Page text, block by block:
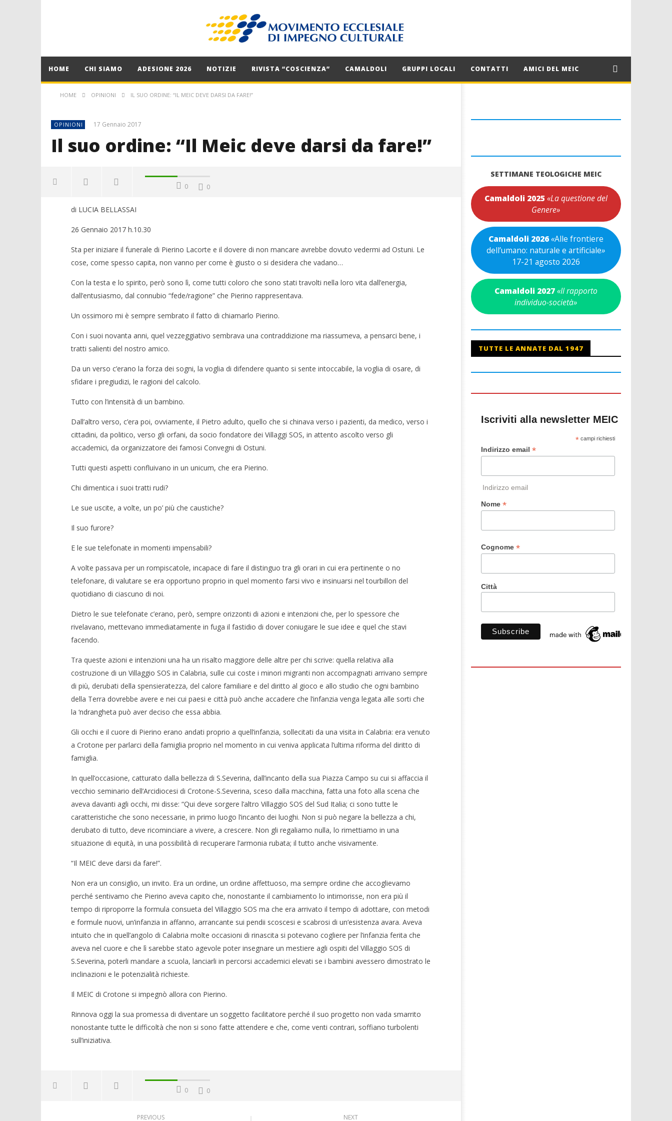
HOME CHI SIAMO ADESIONE 2026 NOTIZIE RIVISTA “COSCIENZA” CAMALDOLI GRUPPI LOCALI CONTATTI AMICI DEL MEIC
HOME OPINIONI IL SUO ORDINE: “IL MEIC DEVE DARSI DA FARE!”
OPINIONI 17 Gennaio 2017
Il suo ordine: “Il Meic deve darsi da fare!”
0 0
di LUCIA BELLASSAI
26 Gennaio 2017 h.10.30
Sta per iniziare il funerale di Pierino Lacorte e il dovere di non mancare avrebbe dovuto vedermi ad Ostuni. Le
cose, come spesso capita, non vanno per come è giusto o si desidera che vadano…
Con la testa e lo spirito, però sono lì, come tutti coloro che sono stati travolti nella loro vita dall’energia,
dall’entusiasmo, dal connubio “fede/ragione” che Pierino rappresentava.
Un ossimoro mi è sempre sembrato il fatto di chiamarlo Pierino.
Con i suoi novanta anni, quel vezzeggiativo sembrava una contraddizione ma riassumeva, a pensarci bene, i
tratti salienti del nostro amico.
Da un verso c’erano la forza dei sogni, la voglia di difendere quanto si sente intoccabile, la voglia di osare, di
sfidare i pregiudizi, le ragioni del calcolo.
Tutto con l’intensità di un bambino.
Dall’altro verso, c’era poi, ovviamente, il Pietro adulto, quello che si chinava verso i pazienti, da medico, verso i
cittadini, da politico, verso gli orfani, da socio fondatore dei Villaggi SOS, in attento ascolto verso gli
accademici, da organizzatore dei famosi Convegni di Ostuni.
Tutti questi aspetti confluivano in un unicum, che era Pierino.
Chi dimentica i suoi tratti rudi?
Le sue uscite, a volte, un po’ più che caustiche?
Il suo furore?
E le sue telefonate in momenti impensabili?
A volte passava per un rompiscatole, incapace di fare il distinguo tra gli orari in cui era pertinente o no
telefonare, di valutare se era opportuno proprio in quel momento farsi vivo e insinuarsi nel tourbillon del
quotidiano di ciascuno di noi.
Dietro le sue telefonate c’erano, però, sempre orizzonti di azioni e intenzioni che, per lo spessore che
rivelavano, mettevano immediatamente in fuga il fastidio di dover coniugare le sue idee e quel che stavi
facendo.
Tra queste azioni e intenzioni una ha un risalto maggiore delle altre per chi scrive: quella relativa alla
costruzione di un Villaggio SOS in Calabria, sulle cui coste i minori migranti non accompagnati arrivano sempre
di più, derubati della spensieratezza, del calore familiare e del diritto al gioco e allo studio che ogni bambino
della Terra dovrebbe avere e nei cui paesi e città può anche accadere che l’infanzia venga legata alle sorti che
la ‘ndrangheta può aver deciso che essa abbia.
Gli occhi e il cuore di Pierino erano andati proprio a quell’infanzia, sollecitati da una visita in Calabria: era venuto
a Crotone per parlarci della famiglia proprio nel momento in cui veniva applicata l’ultima riforma del diritto di
famiglia.
In quell’occasione, catturato dalla bellezza di S.Severina, dall’incanto della sua Piazza Campo su cui si affaccia il
vecchio seminario dell’Arcidiocesi di Crotone-S.Severina, sceso dalla macchina, fatta una foto alla scena che
aveva davanti agli occhi, mi disse: “Qui deve sorgere l’altro Villaggio SOS del Sud Italia; ci sono tutte le
caratteristiche che sono necessarie, in primo luogo l’incanto dei luoghi. Non si può negare la bellezza a chi,
derubato di tutto, deve ricominciare a vivere, a crescere. Non gli regaliamo nulla, lo rimettiamo in una
situazione di equità, in una possibilità di recuperare l’armonia rubata; il tutto anche visivamente.
“Il MEIC deve darsi da fare!”.
Non era un consiglio, un invito. Era un ordine, un ordine affettuoso, ma sempre ordine che accoglievamo
perché sentivamo che Pierino aveva capito che, nonostante il cambiamento lo intimorisse, non era più il
tempo di riproporre la formula consueta del Villaggio SOS ma che era arrivato il tempo di adottare, con metodi
e formule nuovi, un’infanzia in affanno, arrancante sui pendii scoscesi e scabrosi di un‘esistenza avara. Aveva
intuito che in quell’angolo di Calabria molte occasioni di rinascita si potevano cogliere per l’infanzia ferita che
aveva nel cuore e che lì sarebbe stato agevole poter insegnare un mestiere agli ospiti del Villaggio SOS di
S.Severina, poterli mandare a scuola, lanciarli in percorsi accademici elevati se i bambini avessero dimostrato le
inclinazioni e le potenzialità richieste.
Il MEIC di Crotone si impegnò allora con Pierino.
Rinnova oggi la sua promessa di diventare un soggetto facilitatore perché il suo progetto non vada smarrito
nonostante tutte le difficoltà che non si sono fatte attendere e che, come venti contrari, soffiano turbolenti
sull’iniziativa.
0 0
PREVIOUS NEXT
SETTIMANE TEOLOGICHE MEIC
Camaldoli 2025 «La questione del
Genere»
Camaldoli 2026«Alle frontiere
dell’umano: naturale e artificiale»
17-21 agosto 2026
Camaldoli 2027 «Il rapporto
individuo-società»
TUTTE LE ANNATE DAL 1947
Iscriviti alla newsletter MEIC
* campi richiesti
Indirizzo email *
Indirizzo email
Nome *
Cognome *
Città